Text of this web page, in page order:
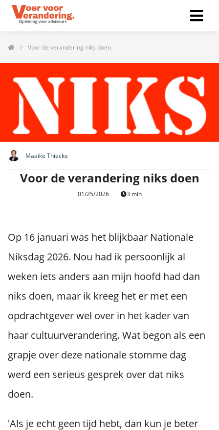
Voor de verandering niks doen
Maaike Thiecke
Voor de verandering niks doen
01/25/2026 3 min
Op 16 januari was het blijkbaar Nationale
Niksdag 2026. Nou had ik persoonlijk al
weken iets anders aan mijn hoofd had dan
niks doen, maar ik kreeg het er met een
opdrachtgever wel over in het kader van
haar cultuurverandering. Wat begon als een
grapje over deze nationale stomme dag
werd een serieus gesprek over dat niks
doen.
'Als je echt geen tijd hebt, dan kun je beter
zijn
om
Ze
niet
worden
te
van
gebruikt